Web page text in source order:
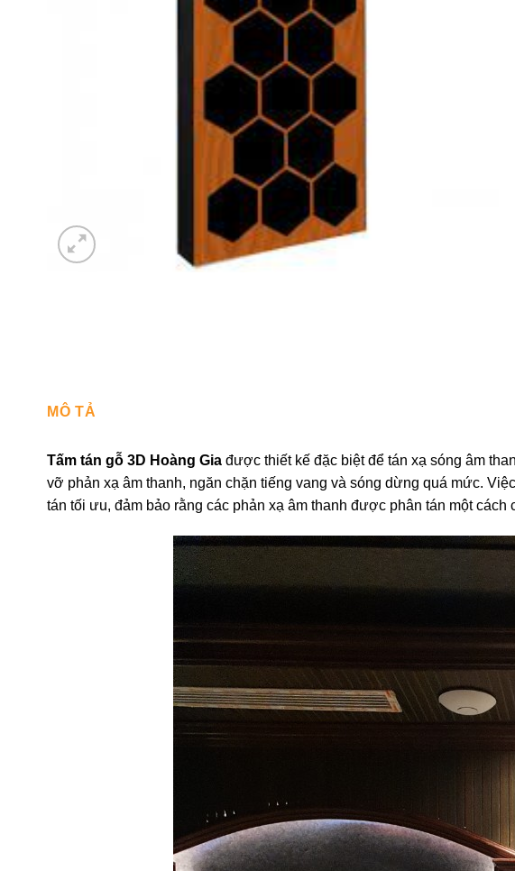
MÔ TẢ
Tấm tán gỗ 3D Hoàng Gia được thiết kế đặc biệt để tán xạ sóng âm
vỡ phản xạ âm thanh, ngăn chặn tiếng vang và sóng dừng quá mức.
tán tối ưu, đảm bảo rằng các phản xạ âm thanh được phân tán một cách